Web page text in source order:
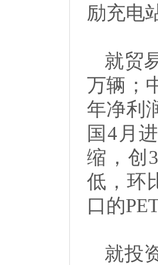
励充电
就贸
万辆；
年净利
国4月
缩，创
低，环
口的
就投